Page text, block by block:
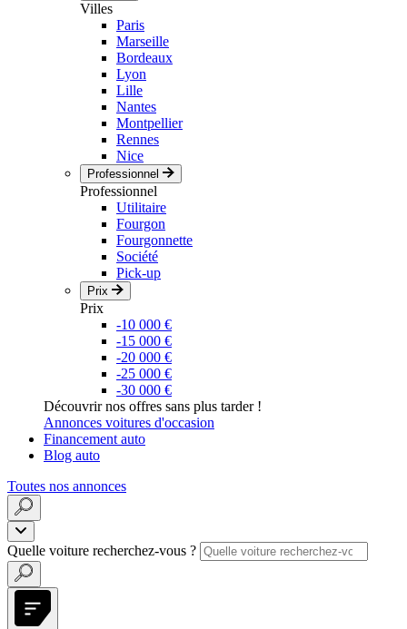
Villes
Paris
Marseille
Bordeaux
Lyon
Lille
Nantes
Montpellier
Rennes
Nice
Professionnel
Professionnel
Utilitaire
Fourgon
Fourgonnette
Société
Pick-up
Prix
Prix
-10 000 €
-15 000 €
-20 000 €
-25 000 €
-30 000 €
Découvrir nos offres sans plus tarder !
Annonces voitures d'occasion
Financement auto
Blog auto
Toutes nos annonces
Quelle voiture recherchez-vous ?